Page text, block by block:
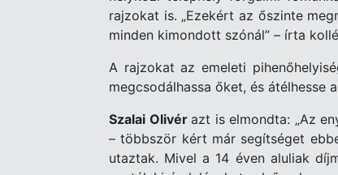
rajzokat is. „Ezekért az őszinte
minden kimondott szónál” – írta kollé
A rajzokat az emeleti pihenőhelyisé
megcsodálhassa őket, és átélhesse
Szalai Olivérazt is elmondta: „Az
– többször kért már segítséget
utaztak. Mivel a 14 éven aluliak